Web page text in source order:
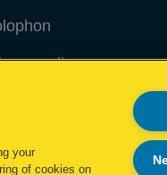
policy
concernant les
de données
your
of cookies on